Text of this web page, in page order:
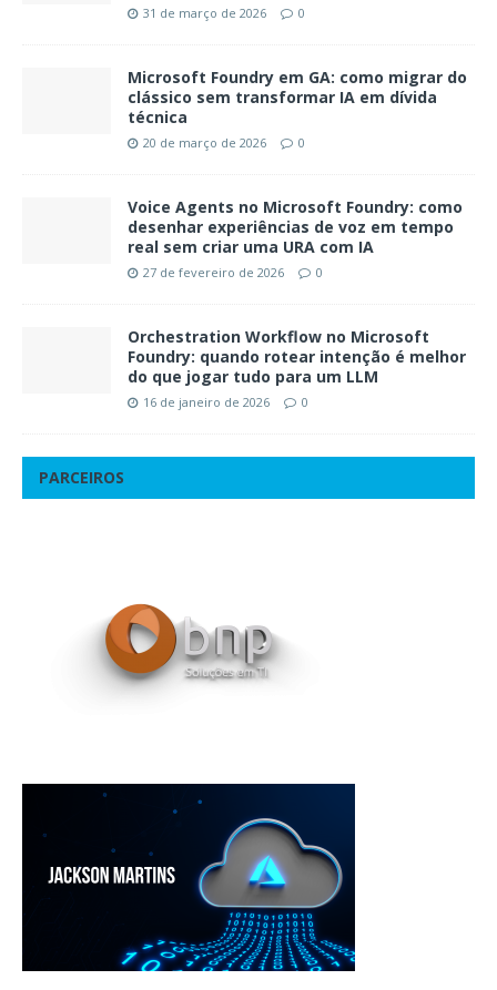
31 de março de 2026 0
Microsoft Foundry em GA: como migrar do
clássico sem transformar IA em dívida
técnica
20 de março de 2026 0
Voice Agents no Microsoft Foundry: como
desenhar experiências de voz em tempo
real sem criar uma URA com IA
27 de fevereiro de 2026 0
Orchestration Workflow no Microsoft
Foundry: quando rotear intenção é melhor
do que jogar tudo para um LLM
16 de janeiro de 2026 0
PARCEIROS